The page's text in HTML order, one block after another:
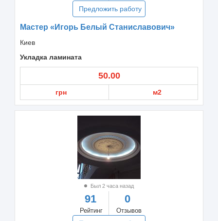
Предложить работу
Мастер «Игорь Белый Станиславович»
Киев
Укладка ламината
50.00
грн м2
Был 2 часа назад
91
Рейтинг
0
Отзывов